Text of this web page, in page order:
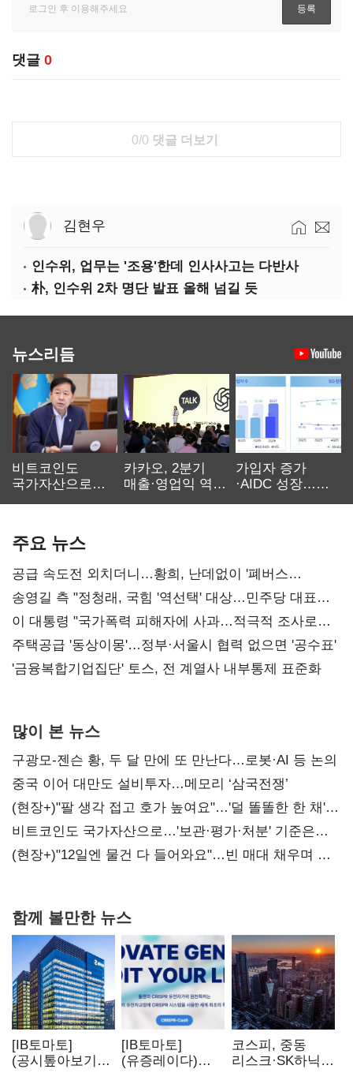
댓글 0
0/0 댓글 더보기
김현우
인수위, 업무는 '조용'한데 인사사고는 다반사
朴, 인수위 2차 명단 발표 올해 넘길 듯
뉴스리듬
비트코인도
국가자산으로…'
카카오, 2분기
매출·영업익 역대
가입자 증가
·AIDC 성장…
주요 뉴스
공급 속도전 외치더니…황희, 난데없이 '폐버스
리모델링' 제안
송영길 측 "정청래, 국힘 '역선택' 대상…민주당 대표로
총선 지휘 못해"
이 대통령 "국가폭력 피해자에 사과…적극적 조사로
진실 밝혀야"
주택공급 '동상이몽'…정부·서울시 협력 없으면 '공수표'
'금융복합기업집단' 토스, 전 계열사 내부통제 표준화
많이 본 뉴스
구광모-젠슨 황, 두 달 만에 또 만난다…로봇·AI 등 논의
중국 이어 대만도 설비투자…메모리 ‘삼국전쟁’
(현장+)"팔 생각 접고 호가 높여요"…'덜 똘똘한 한 채'
20억 키맞추기
비트코인도 국가자산으로…'보관·평가·처분' 기준은
숙제
(현장+)"12일엔 물건 다 들어와요"…빈 매대 채우며 문
함께 볼만한 뉴스
[IB토마토]
(공시톺아보기)
[IB토마토]
(유증레이다)
코스피, 중동
리스크·SK하닉